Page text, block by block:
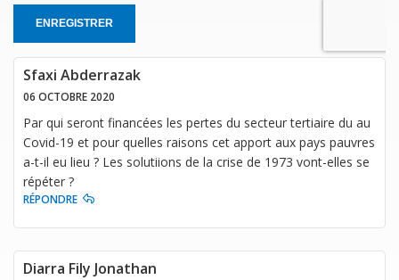
ENREGISTRER
Sfaxi Abderrazak
06 OCTOBRE 2020
Par qui seront financées les pertes du secteur tertiaire du au
Covid-19 et pour quelles raisons cet apport aux pays pauvres
a-t-il eu lieu ? Les solutiions de la crise de 1973 vont-elles se
répéter ?
RÉPONDRE
Diarra Fily Jonathan